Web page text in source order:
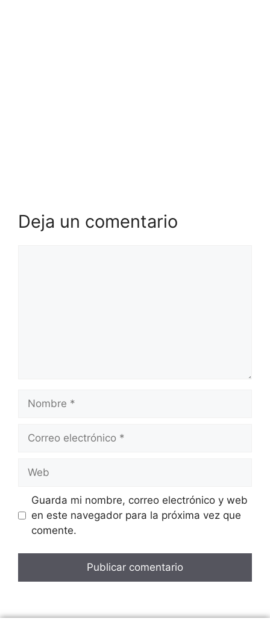
Deja un comentario
electrónico
Guarda mi nombre, correo electrónico y web
en este navegador para la próxima vez que
comente.